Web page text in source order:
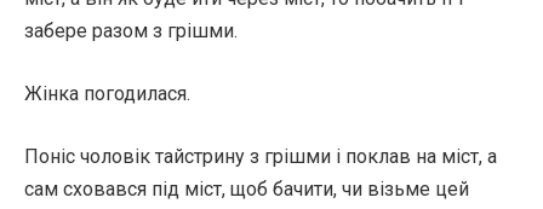
забере разом з грішми.
Жінка погодилася.
Поніс чоловік тайстрину з грішми і поклав на міст, а
сам сховався під міст, щоб бачити, чи візьме цей